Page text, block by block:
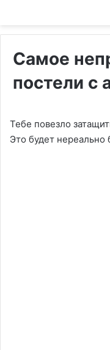
Самое
постели с
Тебе повезло
Это будет нереально